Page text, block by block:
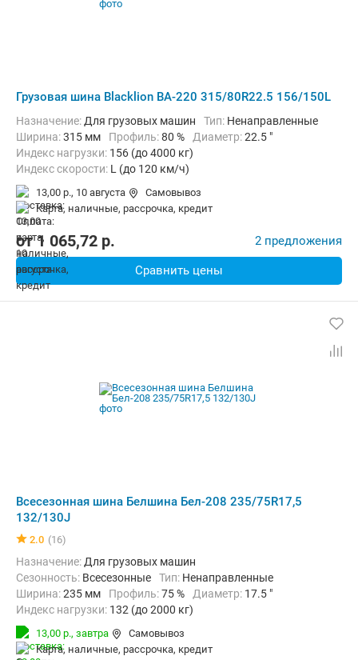
Грузовая шина Blacklion BA-220 315/80R22.5 156/150L
Назначение: Для грузовых машин Тип: Ненаправленные
Ширина:315 мм Профиль:80 % Диаметр:22.5 "
Индекс нагрузки: 156 (до 4000 кг)
Индекс скорости: L (до 120 км/ч)
13,00 р., 10 августа
Самовывоз
карта, наличные, рассрочка, кредит
от1 065,72 p. 2 предложения
Сравнить цены
Всесезонная шина Белшина Бел-208 235/75R17,5
132/130J
2.0 (16)
Назначение: Для грузовых машин
Сезонность: Всесезонные Тип: Ненаправленные
Ширина:235 мм Профиль:75 % Диаметр: 17.5 "
Индекс нагрузки: 132 (до 2000 кг)
Индекс скорости:
13,00 р., завтра
Самовывоз
карта, наличные, рассрочка, кредит